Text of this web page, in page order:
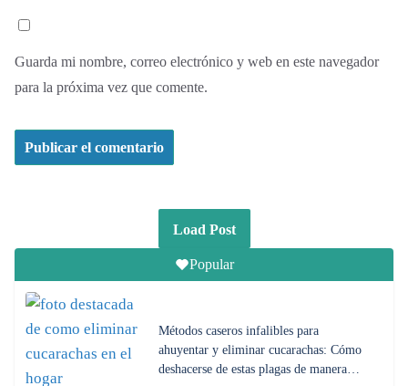
Guarda mi nombre, correo electrónico y web en este navegador
para la próxima vez que comente.
Load Post
Popular
Métodos caseros infalibles para
ahuyentar y eliminar cucarachas: Cómo
deshacerse de estas plagas de manera…